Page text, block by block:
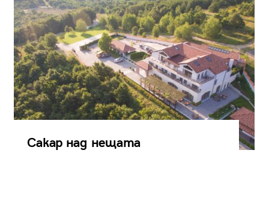
Сакар над нещата